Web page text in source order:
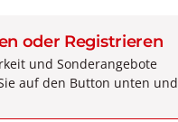
oder Registrieren
und Sonderangebote
auf den Button unten und